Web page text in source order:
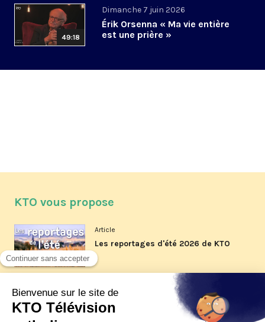
49:18
Dimanche 7 juin 2026
Érik Orsenna « Ma vie entière
est une prière »
KTO vous propose
Article
Les reportages d'été 2026 de KTO
La visite pastorale du pape Léon
XIV à Assise à suivre sur KTO le
jeudi 6 août